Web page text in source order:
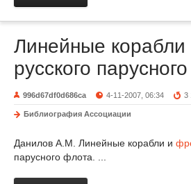
Линейные
русского
996d67df0d686ca 4-11-2007, 06:34 3
Библиография Ассоциации
Данилов А.М. Линейные корабли и
парусного флота. ...